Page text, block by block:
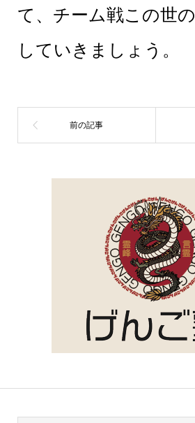
て、チーム戦この世
していきましょう。